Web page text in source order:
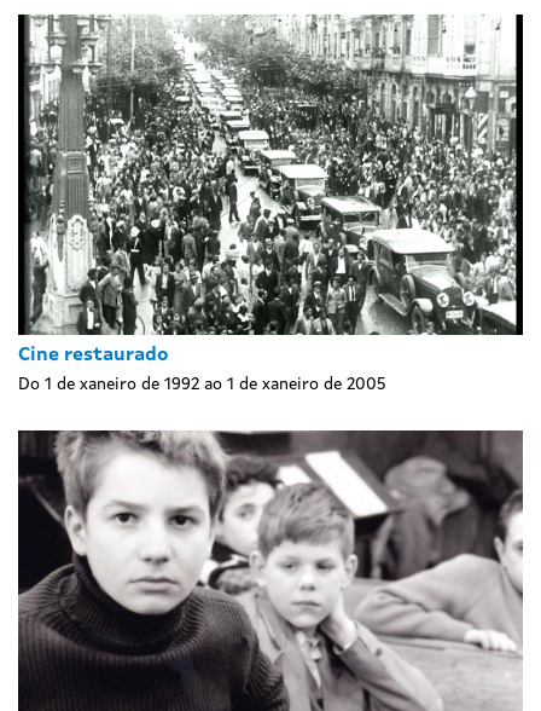
Cine restaurado
Do 1 de xaneiro de 1992 ao 1 de xaneiro de 2005